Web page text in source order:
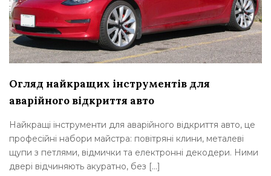
Огляд найкращих інструментів для
аварійного відкриття авто
Найкращі інструменти для аварійного відкриття авто, це
професійні набори майстра: повітряні клини, металеві
щупи з петлями, відмички та електронні декодери. Ними
двері відчиняють акуратно, без […]